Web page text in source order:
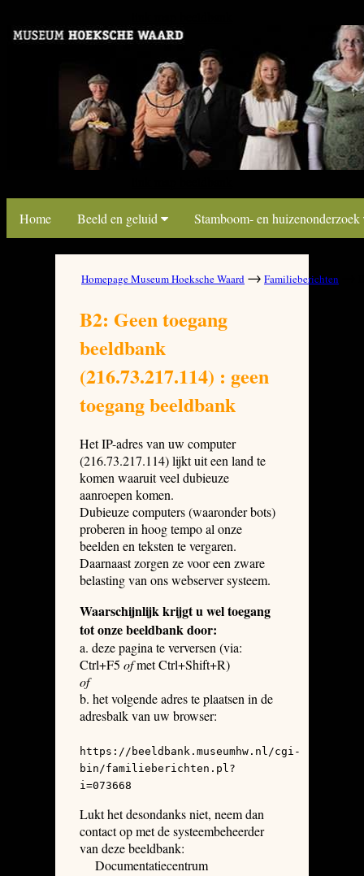
Home Beeld en geluid Stamboom- en huizenonderzoek
Homepage Museum Hoeksche Waard → Familieberichten
B2: Geen toegang
beeldbank
(216.73.217.114) : geen
toegang beeldbank
Het IP-adres van uw computer
(216.73.217.114) lijkt uit een land te
komen waaruit veel dubieuze
aanroepen komen.
Dubieuze computers (waaronder bots)
proberen in hoog tempo al onze
beelden en teksten te vergaren.
Daarnaast zorgen ze voor een zware
belasting van ons webserver systeem.
Waarschijnlijk krijgt u wel toegang
tot onze beeldbank door:
a. deze pagina te verversen (via:
Ctrl+F5 ofmet Ctrl+Shift+R)
of
b. het volgende adres te plaatsen in de
adresbalk van uw browser:
https://beeldbank.museumhw.nl/cgi-
bin/familieberichten.pl?
i=073668
Lukt het desondanks niet, neem dan
contact op met de systeembeheerder
van deze beeldbank:
Documentatiecentrum